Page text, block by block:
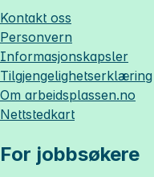
Kontakt oss
Personvern
Informasjonskapsler
Tilgjengelighetserklæring
Om arbeidsplassen.no
Nettstedkart
For jobbsøkere